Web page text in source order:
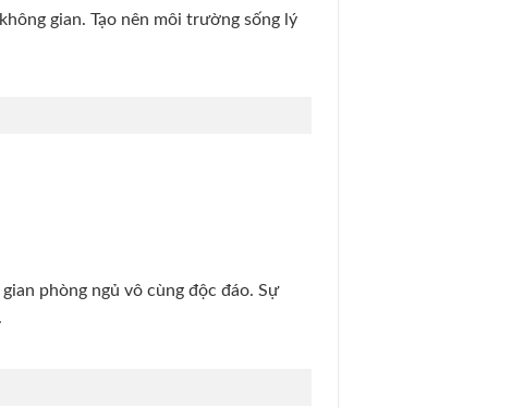
gian. Tạo nên môi trường sống lý
phòng ngủ vô cùng độc đáo. Sự